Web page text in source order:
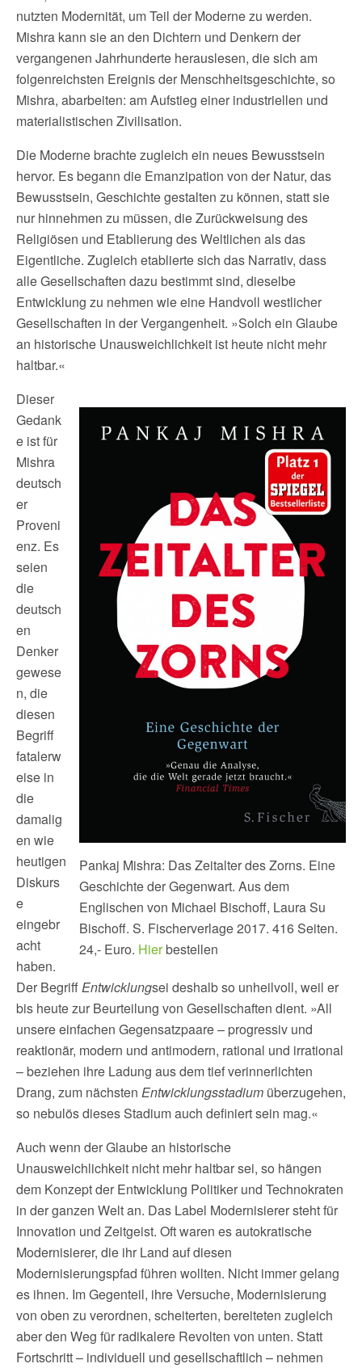
nutzten Modernität, um Teil der Moderne zu werden.
Mishra kann sie an den Dichtern und Denkern der
vergangenen Jahrhunderte herauslesen, die sich am
folgenreichsten Ereignis der Menschheitsgeschichte, so
Mishra, abarbeiten: am Aufstieg einer industriellen und
materialistischen Zivilisation.
Die Moderne brachte zugleich ein neues Bewusstsein
hervor. Es begann die Emanzipation von der Natur, das
Bewusstsein, Geschichte gestalten zu können, statt sie
nur hinnehmen zu müssen, die Zurückweisung des
Religiösen und Etablierung des Weltlichen als das
Eigentliche. Zugleich etablierte sich das Narrativ, dass
alle Gesellschaften dazu bestimmt sind, dieselbe
Entwicklung zu nehmen wie eine Handvoll westlicher
Gesellschaften in der Vergangenheit. »Solch ein Glaube
an historische Unausweichlichkeit ist heute nicht mehr
haltbar.«
Pankaj Mishra: Das Zeitalter des Zorns. Eine
Geschichte der Gegenwart. Aus dem
Englischen von Michael Bischoff, Laura Su
Bischoff. S. Fischerverlage 2017. 416 Seiten.
24,- Euro. Hierbestellen
Dieser
Gedank
e ist für
Mishra
deutsch
er
Proveni
enz. Es
seien
die
deutsch
en
Denker
gewese
n, die
diesen
Begriff
fatalerw
eise in
die
damalig
en wie
heutigen
Diskurs
e
eingebr
acht
haben.
Der BegriffEntwicklungsei deshalb so unheilvoll, weil er
bis heute zur Beurteilung von Gesellschaften dient. »All
unsere einfachen Gegensatzpaare – progressiv und
reaktionär, modern und antimodern, rational und irrational
– beziehen ihre Ladung aus dem tief verinnerlichten
Drang, zum nächsten Entwicklungsstadium überzugehen,
so nebulös dieses Stadium auch definiert sein mag.«
Auch wenn der Glaube an historische
Unausweichlichkeit nicht mehr haltbar sei, so hängen
dem Konzept der Entwicklung Politiker und Technokraten
in der ganzen Welt an. Das Label Modernisierer steht für
Innovation und Zeitgeist. Oft waren es autokratische
Modernisierer, die ihr Land auf diesen
Modernisierungspfad führen wollten. Nicht immer gelang
es ihnen. Im Gegenteil, ihre Versuche, Modernisierung
von oben zu verordnen, scheiterten, bereiteten zugleich
aber den Weg für radikalere Revolten von unten. Statt
Fortschritt – individuell und gesellschaftlich – nehmen